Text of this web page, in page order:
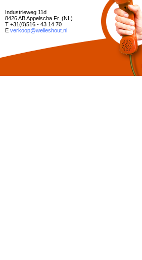
Industrieweg 11d
8426 AB Appelscha Fr. (NL)
T +31(0)516 - 43 14 70
E verkoop@welleshout.nl